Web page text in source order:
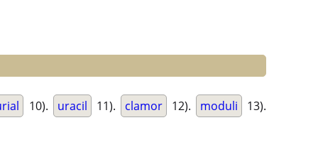
10). uracil 11). clamor 12). moduli 13).